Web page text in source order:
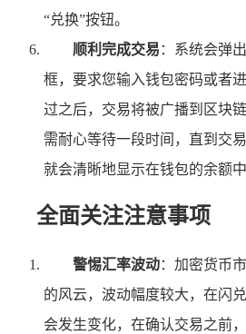
“兑换”按钮。
顺利完成交易 ：系统会弹
框，要求您输入钱包密码或者
过之后，交易将被广播到区块
需耐心等待一段时间，直到交
就会清晰地显示在钱包的余额中
全面关注注意事项
警惕汇率波动：加密货币
的风云，波动幅度较大，在闪
会发生变化，在确认交易之前